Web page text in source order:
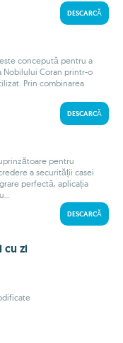
DESCARCĂ
Nobilului Coran printr-o
Prin combinarea
DESCARCĂ
pentru
a securității casei
perfectă, aplicația
DESCARCĂ
cu zi